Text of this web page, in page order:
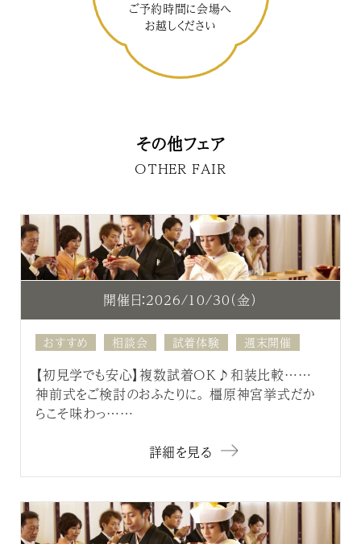
ご予約時間に会場へ
お越しください
その他フェア
OTHER FAIR
開催日：2026/10/30（金）
おすすめ 相談会 試着体験 週末開催
【初見学でも安心】複数試着OK♪和装比較……
神前式をご検討のおふたりに。 橿原神宮挙式だか
らこそ味わっ……
詳細を見る